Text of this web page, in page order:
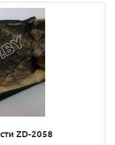
ZD-2058